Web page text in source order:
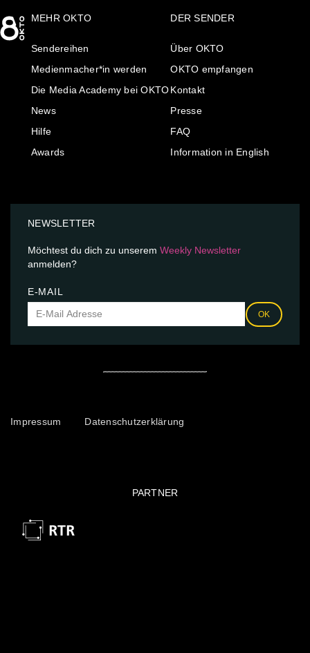
MEHR OKTO
Sendereihen
Medienmacher*in werden
Die Media Academy bei OKTO
News
Hilfe
Awards
DER SENDER
Über OKTO
OKTO empfangen
Kontakt
Presse
FAQ
Information in English
NEWSLETTER
Möchtest du dich zu unserem Weekly Newsletter
anmelden?
E-MAIL
OK
Impressum Datenschutzerklärung
PARTNER